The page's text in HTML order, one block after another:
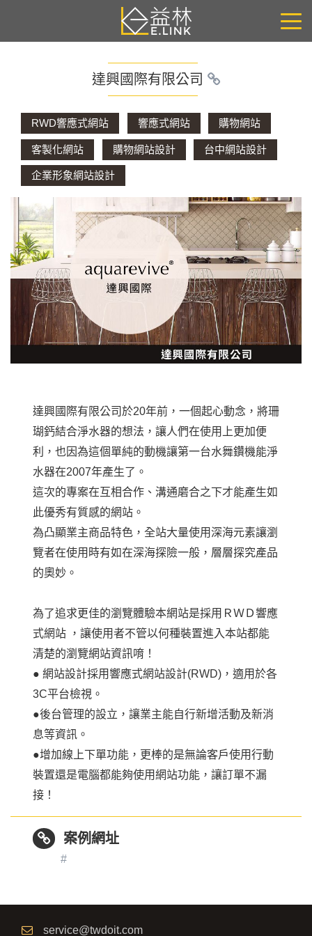
達興國際有限公司
RWD響應式網站 響應式網站 購物網站
客製化網站 購物網站設計 台中網站設計
企業形象網站設計
達興國際有限公司於20年前，一個起心動念，將珊
瑚鈣結合淨水器的想法，讓人們在使用上更加便
利，也因為這個單純的動機讓第一台水舞鑽機能淨
水器在2007年產生了。
這次的專案在互相合作、溝通磨合之下才能產生如
此優秀有質感的網站。
為凸顯業主商品特色，全站大量使用深海元素讓瀏
覽者在使用時有如在深海探險一般，層層探究產品
的奧妙。
為了追求更佳的瀏覽體驗本網站是採用ＲＷＤ響應
式網站 ，讓使用者不管以何種裝置進入本站都能
清楚的瀏覽網站資訊唷！
● 網站設計採用響應式網站設計(RWD)，適用於各
3C平台檢視。
●後台管理的設立，讓業主能自行新增活動及新消
息等資訊。
●增加線上下單功能，更棒的是無論客戶使用行動
裝置還是電腦都能夠使用網站功能，讓訂單不漏
接！
案例網址
#
service@twdoit.com